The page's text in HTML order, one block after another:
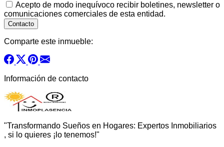
Acepto de modo inequívoco recibir boletines, newsletter o
comunicaciones comerciales de esta entidad.
Comparte este inmueble:
Información de contacto
"Transformando Sueños en Hogares: Expertos Inmobiliarios
, si lo quieres ¡lo tenemos!"